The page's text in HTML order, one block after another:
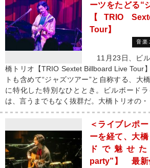
ーツをたどる“
【TRIO
Tour】
音楽
11月23日、ビ
橋トリオ【TRIO Sextet Billboard Live Tour
トも含めて“ジャズツアー”と自称する、大
に特化した特別なひととき。ビルボード
は、言うまでもなく抜群だ。大橋トリオの・
＜ライブレポ
ーを経て、大
ドで魅せ
party”】 最新